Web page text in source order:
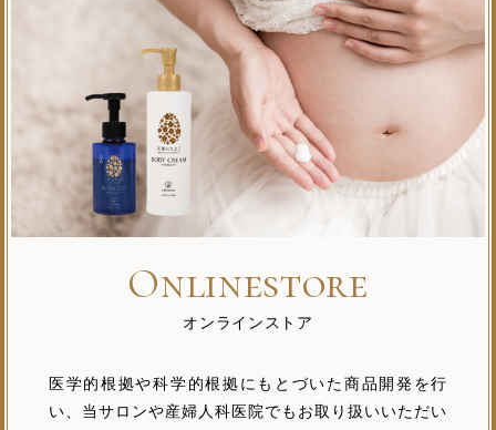
Onlinestore
オンラインストア
医学的根拠や科学的根拠にもとづいた商品開発を行
い、当サロンや産婦人科医院でもお取り扱いいただい